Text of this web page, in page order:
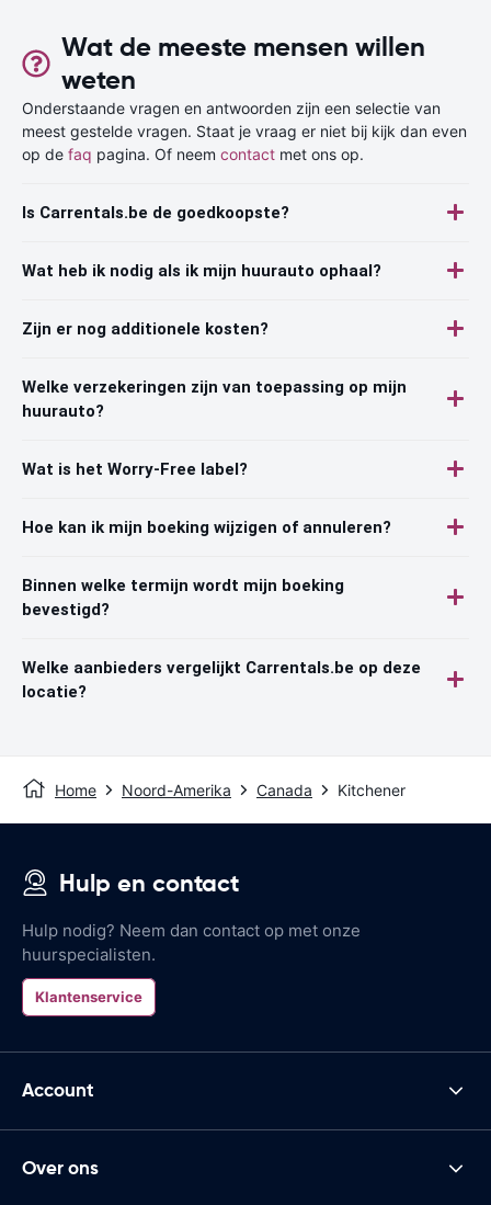
Wat de meeste mensen willen
weten
Onderstaande vragen en antwoorden zijn een selectie van
meest gestelde vragen. Staat je vraag er niet bij kijk dan even
op de faq pagina. Of neem contact met ons op.
Is Carrentals.be de goedkoopste?
Wat heb ik nodig als ik mijn huurauto ophaal?
Zijn er nog additionele kosten?
Welke verzekeringen zijn van toepassing op mijn
huurauto?
Wat is het Worry-Free label?
Hoe kan ik mijn boeking wijzigen of annuleren?
Binnen welke termijn wordt mijn boeking
bevestigd?
Welke aanbieders vergelijkt Carrentals.be op deze
locatie?
Home Noord-Amerika Canada Kitchener
Hulp en contact
Hulp nodig? Neem dan contact op met onze
huurspecialisten.
Klantenservice
Account
Over ons